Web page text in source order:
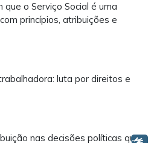
o Serviço Social é uma
princípios, atribuições e
luta por direitos e
nas decisões políticas que